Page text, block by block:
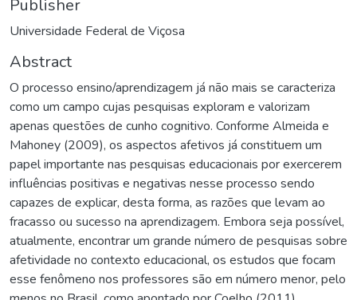
Publisher
Universidade Federal de Viçosa
Abstract
O processo ensino/aprendizagem já não mais se caracteriza
como um campo cujas pesquisas exploram e valorizam
apenas questões de cunho cognitivo. Conforme Almeida e
Mahoney (2009), os aspectos afetivos já constituem um
papel importante nas pesquisas educacionais por exercerem
influências positivas e negativas nesse processo sendo
capazes de explicar, desta forma, as razões que levam ao
fracasso ou sucesso na aprendizagem. Embora seja possível,
atualmente, encontrar um grande número de pesquisas sobre
afetividade no contexto educacional, os estudos que focam
esse fenômeno nos professores são em número menor, pelo